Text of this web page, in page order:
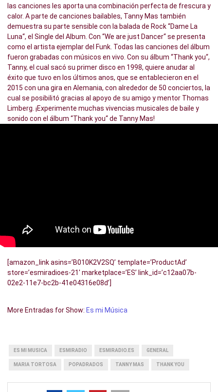
las canciones les aporta una combinación perfecta de frescura y
calor. A parte de canciones bailables, Tanny Mas también
demuestra su parte sensible con la balada de Rock “Dame La
Luna“, el Single del Album. Con “We are just Dancer“ se presenta
como el artista ejemplar del Funk. Todas las canciones del álbum
fueron grabadas con músicos en vivo. Con su álbum “Thank you“,
Tanny, el cual sacó su primer disco en 1998, quiere anudar al
éxito que tuvo en los últimos anos, que se entablecieron en el
2015 con una gira en Alemania, con alrededor de 50 conciertos, la
cual se posibilitó gracias al apoyo de su amigo y mentor Thomas
Limberg. ¡Experimente muchas vivencias musicales de baile y
sonido con el álbum “Thank you“ de Tanny Mas!
[amazon_link asins=’B010K2V2SQ’ template=’ProductAd’
store=’esmiradioes-21′ marketplace=’ES’ link_id=’c12aa07b-
02e2-11e7-bc2b-41e04316e08d’]
More Entradas for Show: Es mi Música
ES MI MUSICA ESMIRADIO ESMIRADIO.ES GENERAL
MARIA TORTOSA POPADRADOS TANNY MAS THANK YOU